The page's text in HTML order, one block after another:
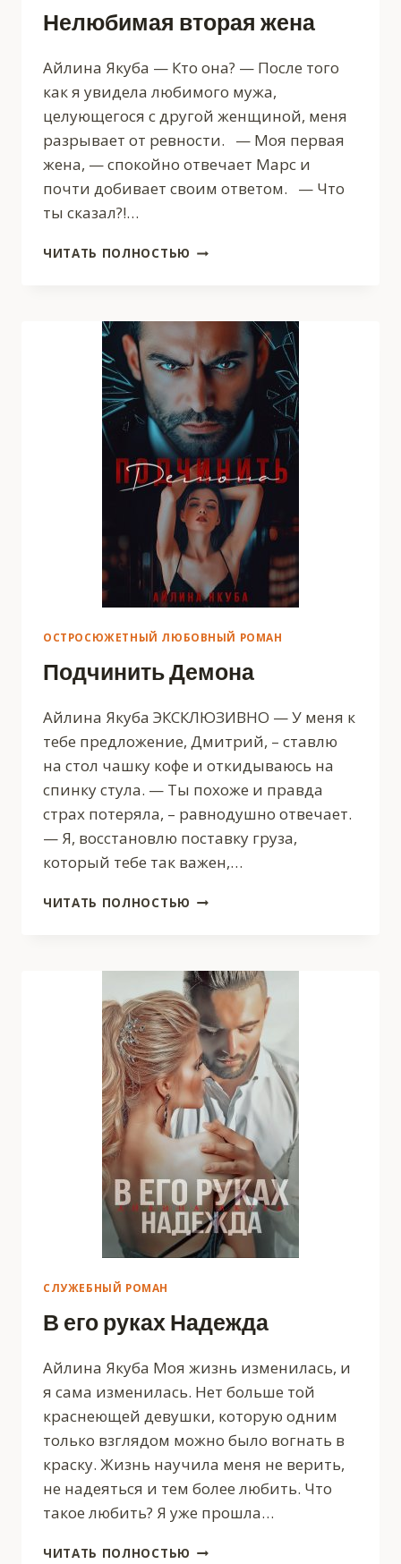
Нелюбимая вторая жена
Айлина Якуба — Кто она? — После того
как я увидела любимого мужа,
целующегося с другой женщиной, меня
разрывает от ревности. — Моя первая
жена, — спокойно отвечает Марс и
почти добивает своим ответом. — Что
ты сказал?!…
ЧИТАТЬ ПОЛНОСТЬЮ НЕЛЮБИМАЯ
ОСТРОСЮЖЕТНЫЙ ЛЮБОВНЫЙ РОМАН
Подчинить Демона
Айлина Якуба ЭКСКЛЮЗИВНО — У меня к
тебе предложение, Дмитрий, – ставлю
на стол чашку кофе и откидываюсь на
спинку стула. — Ты похоже и правда
страх потеряла, – равнодушно отвечает.
— Я, восстановлю поставку груза,
который тебе так важен,…
ЧИТАТЬ ПОЛНОСТЬЮ ПОДЧИНИТЬ
СЛУЖЕБНЫЙ РОМАН
В его руках Надежда
Айлина Якуба Моя жизнь изменилась, и
я сама изменилась. Нет больше той
краснеющей девушки, которую одним
только взглядом можно было вогнать в
краску. Жизнь научила меня не верить,
не надеяться и тем более любить. Что
такое любить? Я уже прошла…
ЧИТАТЬ ПОЛНОСТЬЮ В